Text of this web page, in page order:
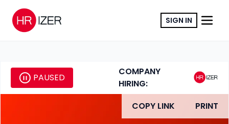
SIGN IN
PAUSED
COMPANY
HIRING:
COPY LINK
PRINT